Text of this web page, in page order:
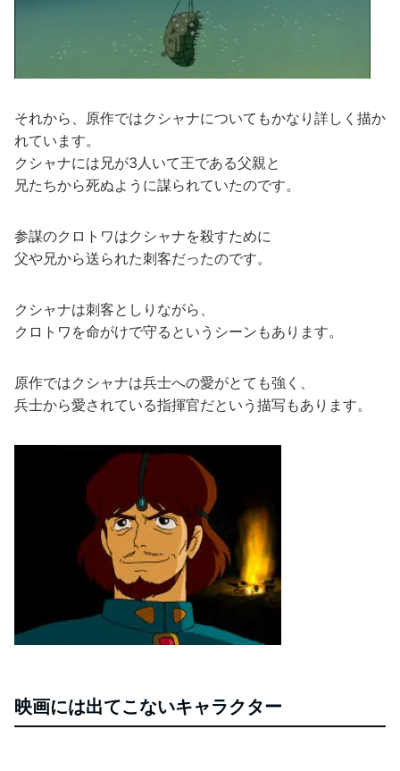
それから、原作ではクシャナについてもかなり詳しく描か
れています。
クシャナには兄が3人いて王である父親と
兄たちから死ぬように謀られていたのです。
参謀のクロトワはクシャナを殺すために
父や兄から送られた刺客だったのです。
クシャナは刺客としりながら、
クロトワを命がけで守るというシーンもあります。
原作ではクシャナは兵士への愛がとても強く、
兵士から愛されている指揮官だという描写もあります。
映画には出てこないキャラクター